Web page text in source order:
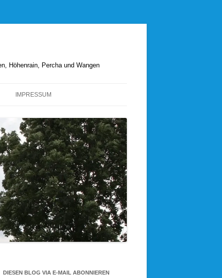
Höhenrain, Percha und Wangen
IMPRESSUM
DIESEN BLOG VIA E-MAIL ABONNIEREN